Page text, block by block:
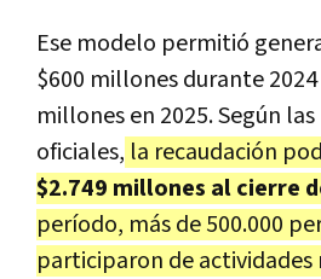
Ese modelo permitió
$600 millones durante
millones en 2025. Según
oficiales, la recaudación
$2.749 millones al cierre
período, más de 500.000
participaron de actividades